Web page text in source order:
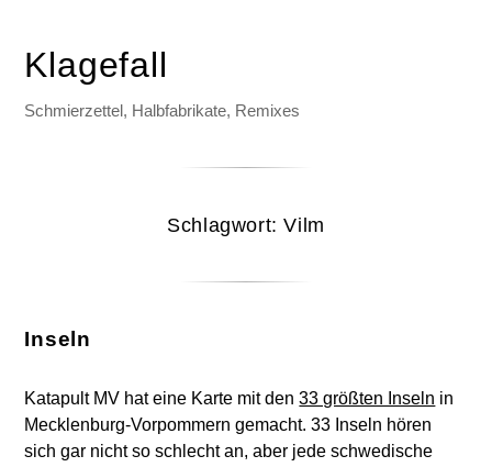
Klagefall
Schmierzettel, Halbfabrikate, Remixes
Schlagwort:Vilm
Inseln
Katapult MV hat eine Karte mit den33 größten Inseln in
Mecklenburg-Vorpommern gemacht. 33 Inseln hören
sich gar nicht so schlecht an, aber jede schwedische